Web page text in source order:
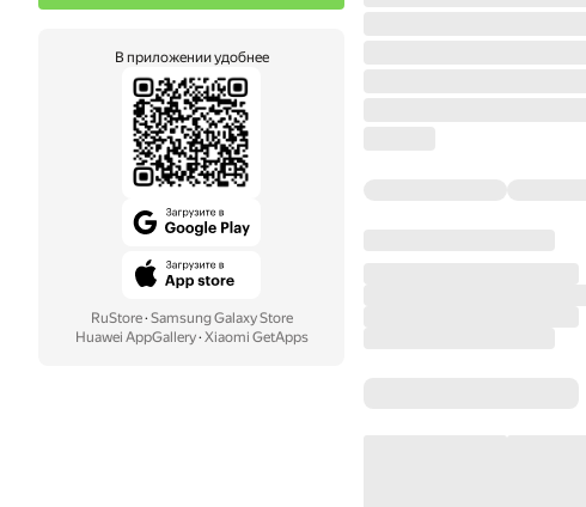
В приложении удобнее
RuStore· Samsung Galaxy Store
Huawei AppGallery· Xiaomi GetApps